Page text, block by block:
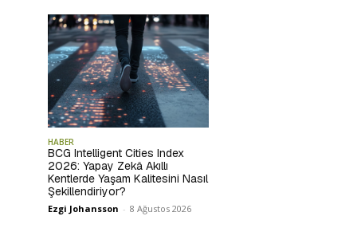
HABER
BCG Intelligent Cities Index
2026: Yapay Zekâ Akıllı
Kentlerde Yaşam Kalitesini Nasıl
Şekillendiriyor?
Ezgi Johansson - 8 Ağustos 2026